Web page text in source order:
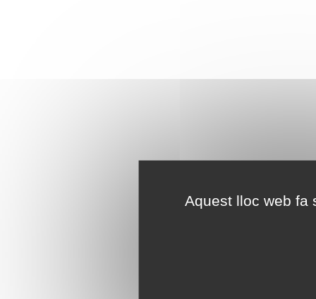
Aquest lloc web fa